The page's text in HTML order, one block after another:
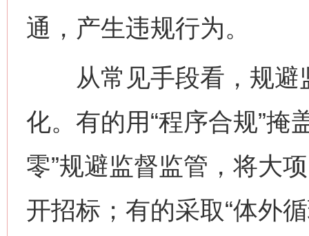
通，产生违规行为。
从常见手段看，规避
化。有的用“程序合规”掩
零”规避监督监管，将大
开招标；有的采取“体外